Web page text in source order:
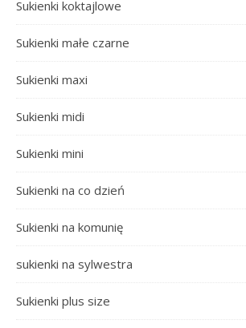
Sukienki koktajlowe
Sukienki małe czarne
Sukienki maxi
Sukienki midi
Sukienki mini
Sukienki na co dzień
Sukienki na komunię
sukienki na sylwestra
Sukienki plus size